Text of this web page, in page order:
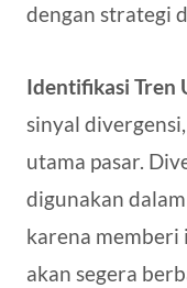
dengan strategi
Identifikasi Tren
sinyal
utama pasar.
digunakan
karena
akan segera